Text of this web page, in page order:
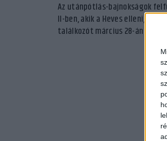
Az utánpótlás-bajnokságok
II-ben, akik a Heves elleni,
találkozót március 28-án